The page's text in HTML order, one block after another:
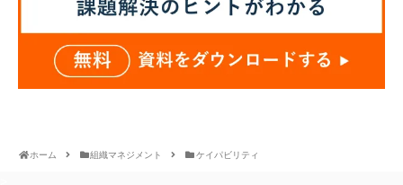
ホーム 組織マネジメント ケイパビリティ